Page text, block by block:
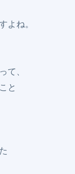
よね。
て、
と